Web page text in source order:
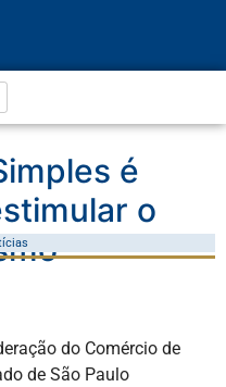
é
o
do Comércio de
de São Paulo